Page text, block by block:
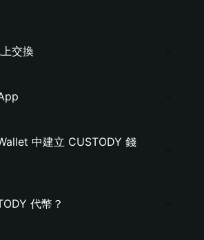
交換
中建立 CUSTODY 錢
代幣？